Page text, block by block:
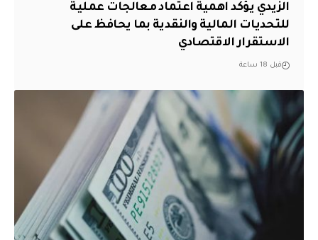
الزيدي يؤكد اهمية اعتماد معالجات عملية
للتحديات المالية والنقدية بما يحافظ على
الاستقرار الاقتصادي
قبل 18 ساعة